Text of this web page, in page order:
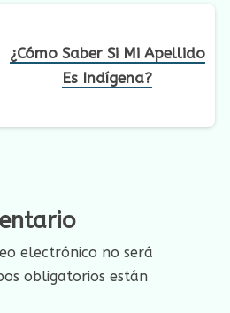
¿Cómo Saber Si Mi Apellido
Es Indígena?
electrónico no será
obligatorios están